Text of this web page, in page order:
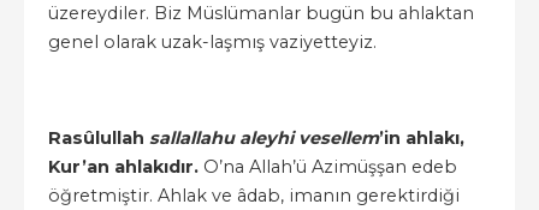
üzereydiler. Biz Müslümanlar bugün bu ahlaktan
genel olarak uzak-laşmış vaziyetteyiz.
Rasûlullah sallallahu aleyhi vesellem’in ahlakı,
Kur’an ahlakıdır. O’na Allah’ü Azimüşşan edeb
öğretmiştir. Ahlak ve âdab, imanın gerektirdiği